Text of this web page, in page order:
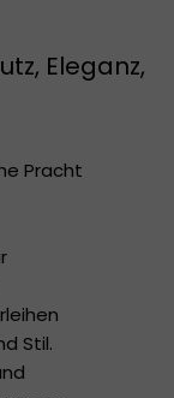
Eleganz,
Pracht
Stil.